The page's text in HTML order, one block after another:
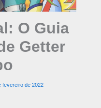
O Guia
Getter
fevereiro de 2022